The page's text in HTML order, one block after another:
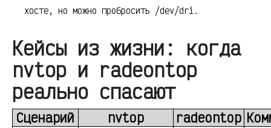
хосте, но можно пробросить /dev/dri.
Кейсы из жизни: когда
nvtop и radeontop
реально спасают
Сценарий nvtop radeontop